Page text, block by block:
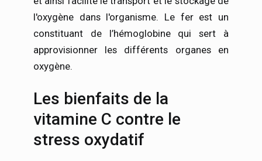
l'oxygène dans l'organisme. Le fer est un
constituant de l’hémoglobine qui sert à
approvisionner les différents organes en
oxygène.
Les bienfaits de la
vitamine C contre le
stress oxydatif